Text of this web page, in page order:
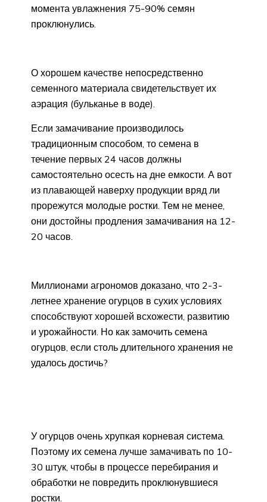
момента увлажнения 75-90% семян
проклюнулись.
О хорошем качестве непосредственно
семенного материала свидетельствует их
аэрация (бульканье в воде).
Если замачивание производилось
традиционным способом, то семена в
течение первых 24 часов должны
самостоятельно осесть на дне емкости. А вот
из плавающей наверху продукции вряд ли
прорежутся молодые ростки. Тем не менее,
они достойны продления замачивания на 12-
20 часов.
Миллионами агрономов доказано, что 2-3-
летнее хранение огурцов в сухих условиях
способствуют хорошей всхожести, развитию
и урожайности. Но как замочить семена
огурцов, если столь длительного хранения не
удалось достичь?
У огурцов очень хрупкая корневая система.
Поэтому их семена лучше замачивать по 10-
30 штук, чтобы в процессе перебирания и
обработки не повредить проклюнувшиеся
ростки.